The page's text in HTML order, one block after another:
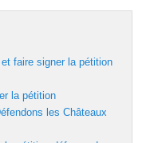
faire signer la pétition
la pétition
les Châteaux